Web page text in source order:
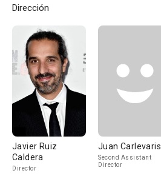
Dirección
Javier Ruiz
Caldera
Director
Juan Carlevaris
Second Assistant
Director